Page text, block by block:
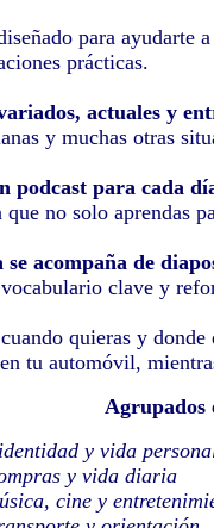
para
prácticas.
actuales y
y muchas otras
podcast para cada
no solo aprendas
se acompaña de
clave y
quieras y
tu automóvil,
Agrupados
y vida
y vida diaria
cine y